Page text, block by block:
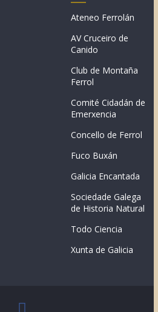
Ateneo Ferrolán
AV Cruceiro de
Canido
Club de Montaña
Ferrol
Comité Cidadán de
Emerxencia
Concello de Ferrol
Fuco Buxán
Galicia Encantada
Sociedade Galega
de Historia Natural
Todo Ciencia
Xunta de Galicia